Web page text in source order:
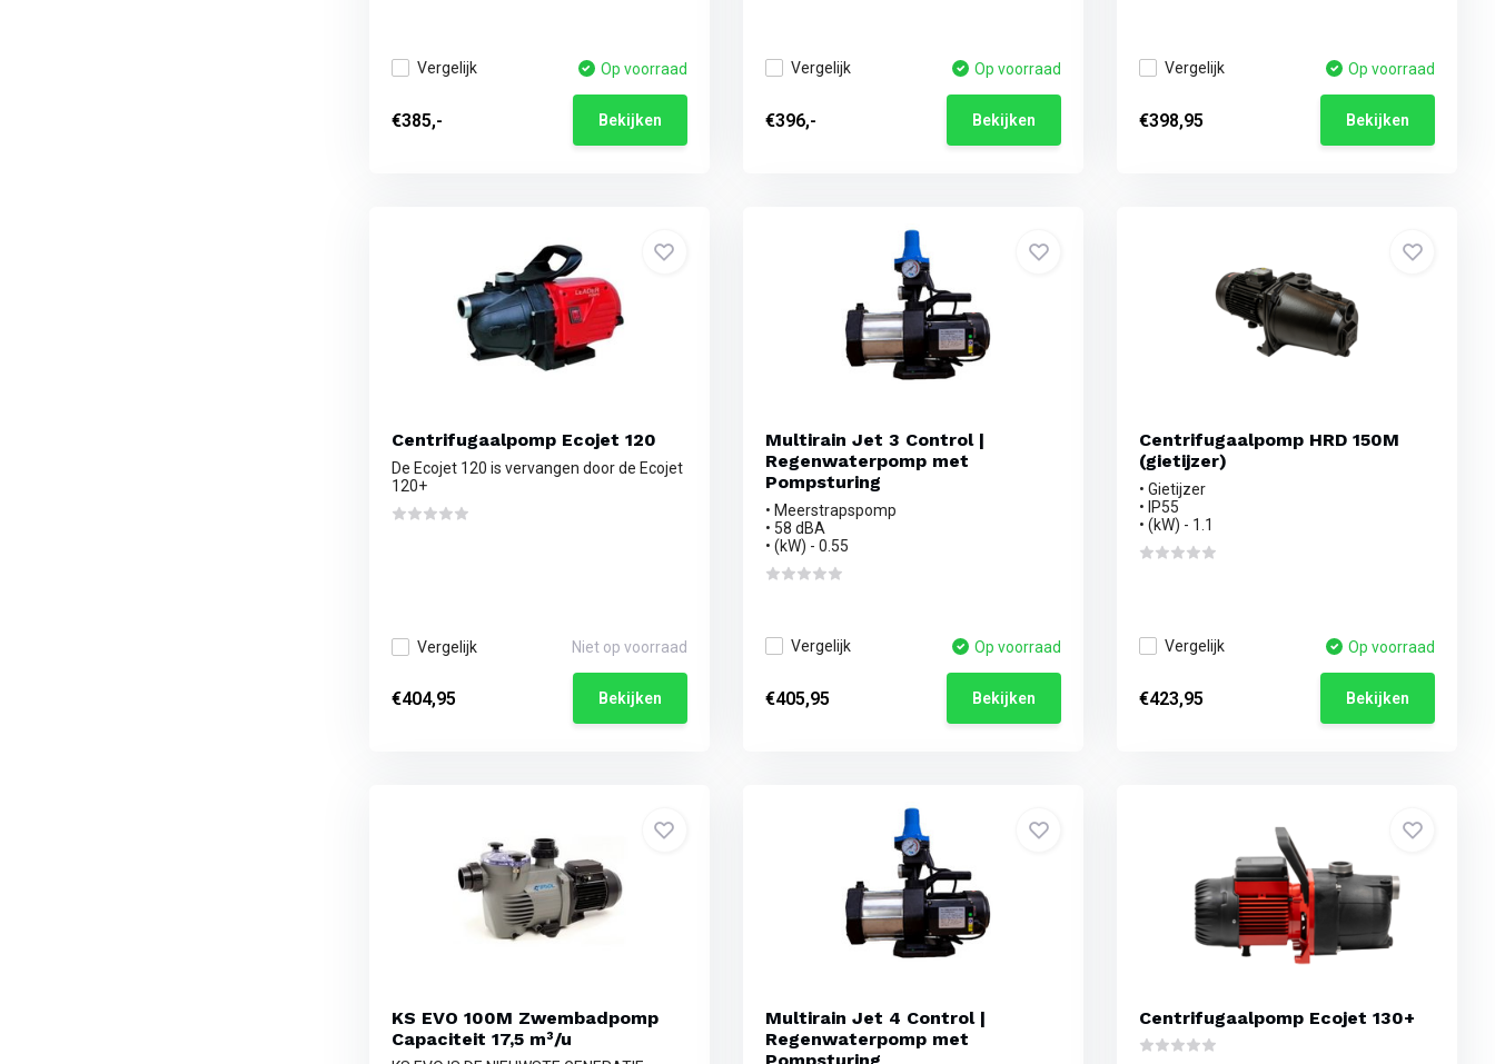
Vergelijk Op voorraad
€385,- Bekijken
Vergelijk Op voorraad
€396,- Bekijken
Vergelijk Op voorraad
€398,95 Bekijken
Centrifugaalpomp Ecojet 120
De Ecojet 120 is vervangen door de Ecojet
120+
Vergelijk Niet op voorraad
€404,95 Bekijken
Multirain Jet 3 Control |
Regenwaterpomp met
Pompsturing
• Meerstrapspomp
• 58 dBA
• (kW) - 0.55
Vergelijk Op voorraad
€405,95 Bekijken
Centrifugaalpomp HRD 150M
(gietijzer)
• Gietijzer
• IP55
• (kW) - 1.1
Vergelijk Op voorraad
€423,95 Bekijken
KS EVO 100M Zwembadpomp
Capaciteit 17,5 m³/u
Multirain Jet 4 Control |
Regenwaterpomp met
Centrifugaalpomp Ecojet 130+